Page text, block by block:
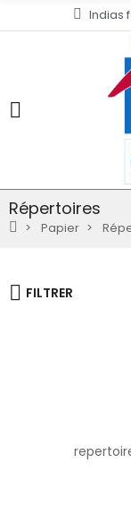
Indias
Répertoires
Papier
FILTRER